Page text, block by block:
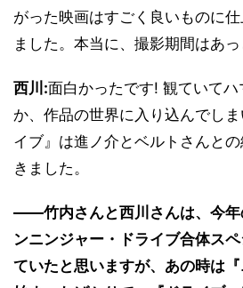
がった映画はすごく良いものに
ました。本当に、撮影期間はあっ
西川:面白かったです! 観ていてハ
か、作品の世界に入り込んでし
イブ』は進ノ介とベルトさんと
きました。
――竹内さんと西川さんは、今年
ンニンジャー・ドライブ合体ス
ていたと思いますが、あの時は